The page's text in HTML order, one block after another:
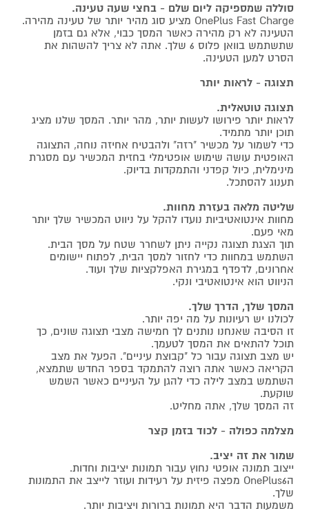
סוללה שמספיקה ליום שלם - בחצי שעה טעינה.
OnePlus Fast Charge מציע סוג מהיר יותר של טעינה מהירה.
הטעינה לא רק מהירה כאשר המסך כבוי, אלא גם בזמן
שתשתמש בוואן פלוס 6 שלך. אתה לא צריך להשהות את
הסרט למען הטעינה.
תצוגה - לראות יותר
תצוגה טוטאלית.
לראות יותר פירושו לעשות יותר, מהר יותר. המסך שלנו מציג
תוכן יותר מתמיד.
כדי לשמור על מכשיר "רזה" ולהבטיח אחיזה נוחה, התצוגה
האופטית עושה שימוש אופטימלי בחזית המכשיר עם מסגרת
מינימלית, כיול קפדני והתמקדות בדיוק.
תענוג להסתכל.
שליטה מלאה בעזרת מחוות.
מחוות אינטואטיביות נועדו להקל על ניווט המכשיר שלך יותר
מאי פעם.
תוך הצגת תצוגה נקייה ניתן לשחרר שטח על מסך הבית.
השתמש במחוות כדי לחזור למסך הבית, לפתוח יישומים
אחרונים, לדפדף במגירת האפלקציות שלך ועוד.
הניווט הוא אינטואטיבי ונקי.
המסך שלך, הדרך שלך.
לכולנו יש רעיונות על מה יפה יותר.
זו הסיבה שאנחנו נותנים לך חמישה מצבי תצוגה שונים, כך
תוכל להתאים את המסך לטעמך.
יש מצב תצוגה עבור כל "קבוצת עיניים". הפעל את מצב
הקריאה כאשר אתה רוצה להתמקד בספר החדש שתמצא,
השתמש במצב לילה כדי להגן על העיניים כאשר השמש
שוקעת.
זה המסך שלך, אתה מחליט.
מצלמה כפולה - לכוד בזמן קצר
שמור את זה יציב.
ייצוב תמונה אופטי נחוץ עבור תמונות יציבות וחדות.
הOnePlus6 מפצה פיזית על רעידות ועוזר לייצב את התמונות
שלך.
משמעות הדבר היא תמונות ברורות ויציבות יותר.